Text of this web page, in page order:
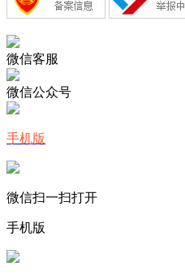
微信客服
微信公众号
手机版
微信扫一扫打开
手机版